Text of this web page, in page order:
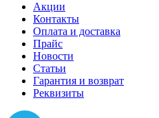
Акции
Контакты
Оплата и доставка
Прайс
Новости
Статьи
Гарантия и возврат
Реквизиты